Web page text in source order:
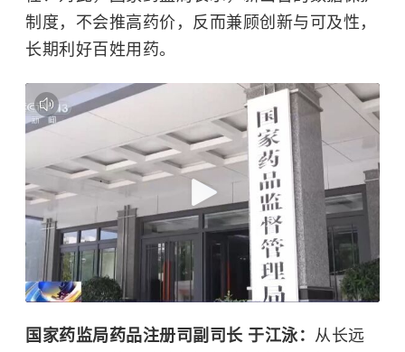
制度，不会推高药价，反而兼顾创新与可及性，
长期利好百姓用药。
国家药监局药品注册司副司长 于江泳： 从长远